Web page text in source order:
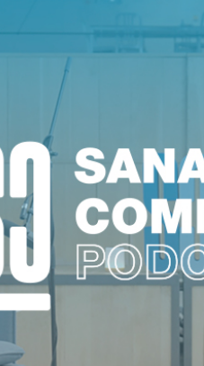
IDIS EN LOS